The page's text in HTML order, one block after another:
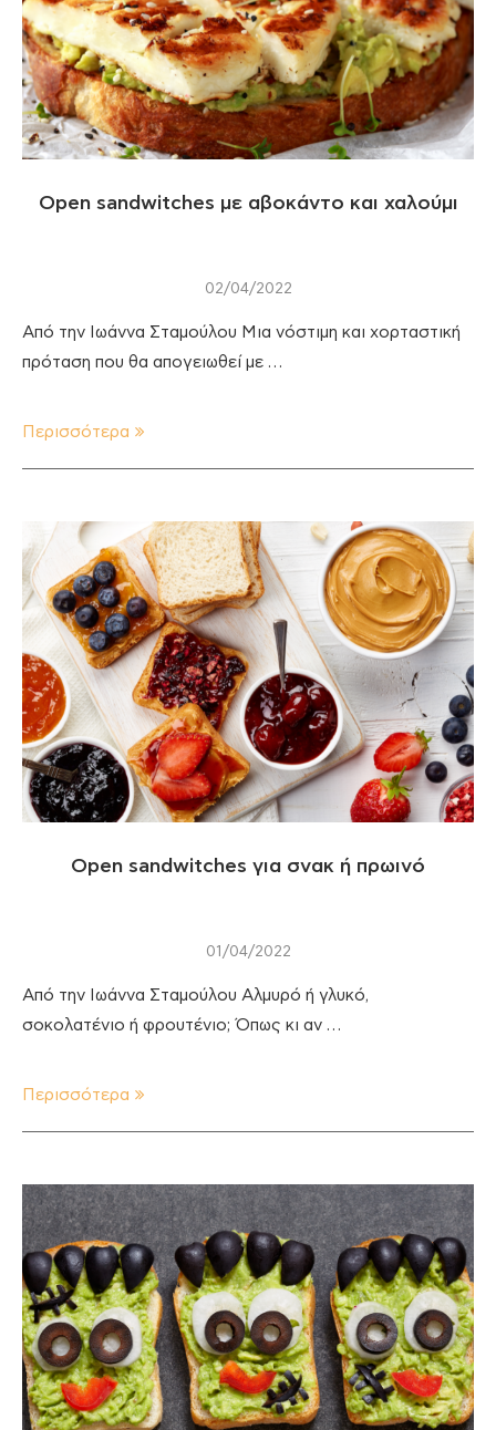
Open sandwitches με αβοκάντο και χαλούμι
02/04/2022
Από την Ιωάννα Σταμούλου Μια νόστιμη και χορταστική
πρόταση που θα απογειωθεί με …
Περισσότερα
Open sandwitches για σνακ ή πρωινό
01/04/2022
Από την Ιωάννα Σταμούλου Αλμυρό ή γλυκό,
σοκολατένιο ή φρουτένιο; Όπως κι αν …
Περισσότερα